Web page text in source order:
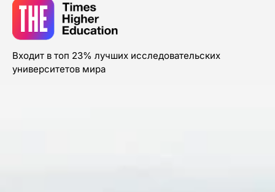
Входит в топ 23% лучших исследовательских
университетов мира